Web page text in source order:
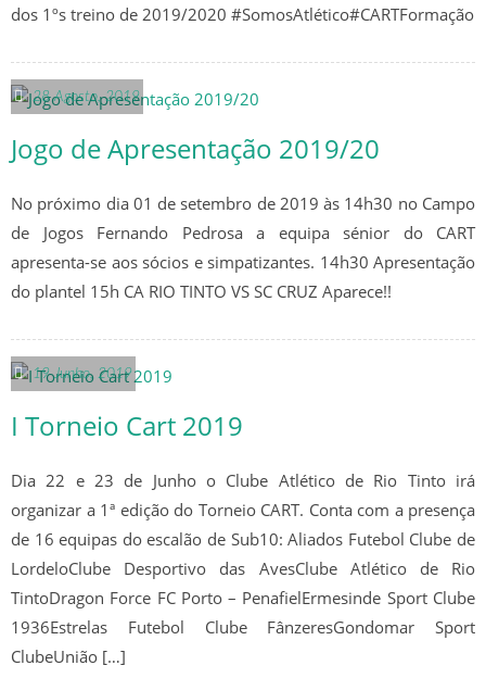
SUB 19 – JUNIORES
SUB 17 – JUVENIS
ÉPOCA 2021/22
SUB 19 – JUNIORES
SUB 18 – JUNIORES
SUB 17 – JUVENIS
SUB 16 – JUVENIS
SUB 14 – INICIADOS
SUB 13 – INFANTIS
ÉPOCA 2020/21
SENIORES
dos 1ºs treino de 2019/2020 #SomosAtlético#CARTFormação
28 Agosto, 2019
Jogo de Apresentação 2019/20
No próximo dia 01 de setembro de 2019 às 14h30 no Campo
de Jogos Fernando Pedrosa a equipa sénior do CART
apresenta-se aos sócios e simpatizantes. 14h30 Apresentação
do plantel 15h CA RIO TINTO VS SC CRUZ Aparece!!
19 Junho, 2019
I Torneio Cart 2019
Dia 22 e 23 de Junho o Clube Atlético de Rio Tinto irá
organizar a 1ª edição do Torneio CART. Conta com a presença
de 16 equipas do escalão de Sub10: Aliados Futebol Clube de
LordeloClube Desportivo das AvesClube Atlético de Rio
TintoDragon Force FC Porto – PenafielErmesinde Sport Clube
1936Estrelas Futebol Clube FânzeresGondomar Sport
ClubeUnião […]